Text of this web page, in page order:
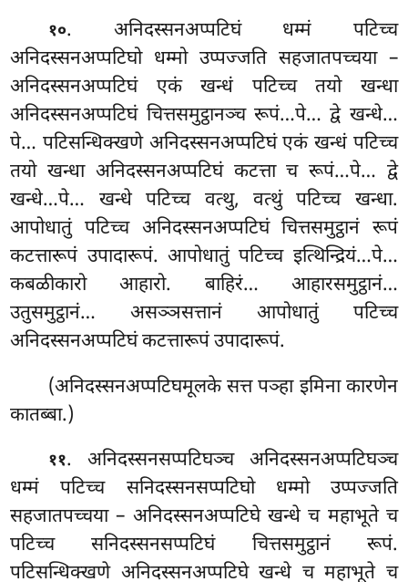
१०. अनिदस्सनअप्पटिघं धम्मं पटिच्च
अनिदस्सनअप्पटिघो धम्मो उप्पज्जति सहजातपच्चया –
अनिदस्सनअप्पटिघं एकं खन्धं पटिच्च तयो खन्धा
अनिदस्सनअप्पटिघं चित्तसमुट्ठानञ्च रूपं…पे… द्वे खन्धे…
पे… पटिसन्धिक्खणे अनिदस्सनअप्पटिघं एकं खन्धं पटिच्च
तयो खन्धा अनिदस्सनअप्पटिघं कटत्ता च रूपं…पे… द्वे
खन्धे…पे… खन्धे पटिच्च वत्थु, वत्थुं पटिच्च खन्धा.
आपोधातुं पटिच्च अनिदस्सनअप्पटिघं चित्तसमुट्ठानं रूपं
कटत्तारूपं उपादारूपं. आपोधातुं पटिच्च इत्थिन्द्रियं…पे…
कबळीकारो आहारो. बाहिरं… आहारसमुट्ठानं…
उतुसमुट्ठानं… असञ्ञसत्तानं आपोधातुं पटिच्च
अनिदस्सनअप्पटिघं कटत्तारूपं उपादारूपं.
(अनिदस्सनअप्पटिघमूलके सत्त पञ्हा इमिना कारणेन
कातब्बा.)
११. अनिदस्सनसप्पटिघञ्च अनिदस्सनअप्पटिघञ्च
धम्मं पटिच्च सनिदस्सनसप्पटिघो धम्मो उप्पज्जति
सहजातपच्चया – अनिदस्सनअप्पटिघे खन्धे च महाभूते च
पटिच्च सनिदस्सनसप्पटिघं चित्तसमुट्ठानं रूपं.
पटिसन्धिक्खणे अनिदस्सनअप्पटिघे खन्धे च महाभूते च